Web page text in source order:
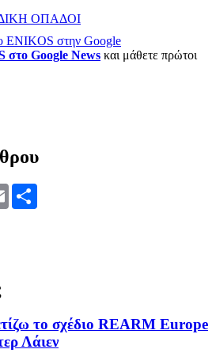
ΟΠΑΔΟΙ
ENIKOS στην Google
στο Google News και μάθετε πρώτοι
Email
το σχέδιο REARM Europe
Λάιεν